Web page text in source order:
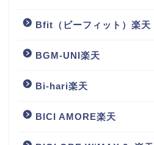
Bfit（ビーフィット）楽天
BGM‐UNI楽天
Bi-hari楽天
BICI AMORE楽天